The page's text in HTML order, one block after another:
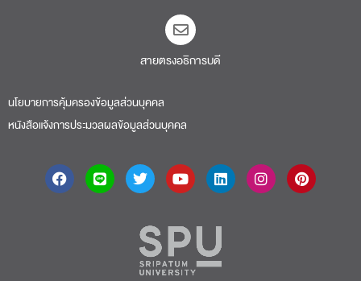
สายตรงอธิการบดี​
นโยบายการคุ้มครองข้อมูลส่วนบุคคล
หนังสือแจ้งการประมวลผลข้อมูลส่วนบุคคล